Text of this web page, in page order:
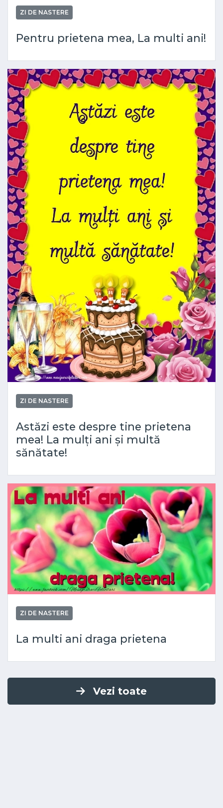
ZI DE NASTERE
Pentru prietena mea, La multi ani!
ZI DE NASTERE
Astăzi este despre tine prietena
mea! La mulți ani și multă
sănătate!
ZI DE NASTERE
La multi ani draga prietena
Vezi toate